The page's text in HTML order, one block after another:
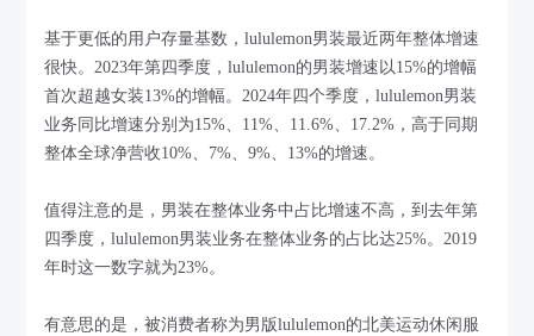
基于更低的用户存量基数，lululemon男装最近两年整体增速
很快。2023年第四季度，lululemon的男装增速以15%的增幅
首次超越女装13%的增幅。2024年四个季度，lululemon男装
业务同比增速分别为15%、11%、11.6%、17.2%，高于同期
整体全球净营收10%、7%、9%、13%的增速。
值得注意的是，男装在整体业务中占比增速不高，到去年第
四季度，lululemon男装业务在整体业务的占比达25%。2019
年时这一数字就为23%。
有意思的是，被消费者称为男版lululemon的北美运动休闲服